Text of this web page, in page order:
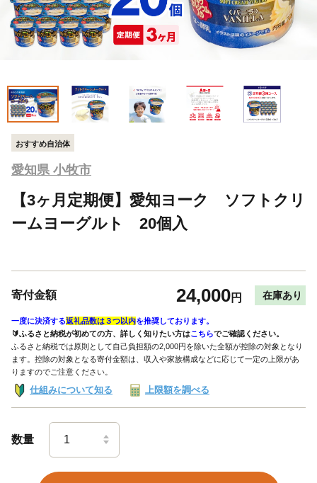
おすすめ自治体
愛知県 小牧市
【3ヶ月定期便】愛知ヨーク ソフトクリ
ームヨーグルト 20個入
寄付金額 24,000円 在庫あり
一度に決済する返礼品数は３つ以内を推奨しております。
🔰ふるさと納税が初めての方、詳しく知りたい方はこちらでご確認ください。
ふるさと納税では原則として自己負担額の2,000円を除いた全額が控除の対象となり
ます。控除の対象となる寄付金額は、収入や家族構成などに応じて一定の上限があ
りますのでご注意ください。
仕組みについて知る 上限額を調べる
数量